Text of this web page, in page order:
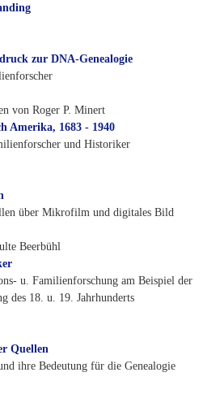
zur DNA-Genealogie
von Roger P. Minert
Amerika, 1683 - 1940
und Historiker
über Mikrofilm und digitales Bild
Beerbühl
u. Familienforschung am Beispiel der
des 18. u. 19. Jahrhunderts
Quellen
ihre Bedeutung für die Genealogie